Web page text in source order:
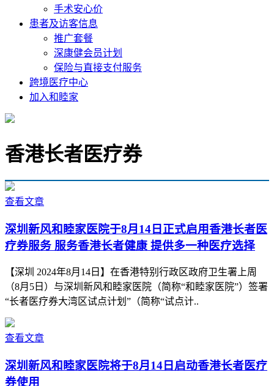
手术安心价
患者及访客信息
推广套餐
深康健会员计划
保险与直接支付服务
跨境医疗中心
加入和睦家
香港长者医疗券
查看文章
深圳新风和睦家医院于8月14日正式启用香港长者医
疗券服务 服务香港长者健康 提供多一种医疗选择
【深圳 2024年8月14日】在香港特别行政区政府卫生署上周
（8月5日）与深圳新风和睦家医院（简称“和睦家医院”）签署
“长者医疗券大湾区试点计划”（简称“试点计..
查看文章
深圳新风和睦家医院将于8月14日启动香港长者医疗
券使用